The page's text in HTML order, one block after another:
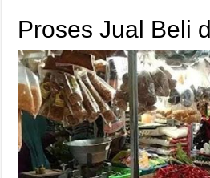
Proses Jual Beli